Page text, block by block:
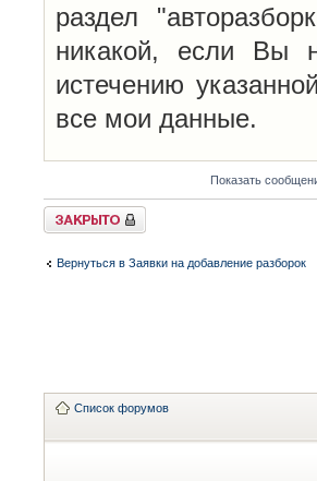
раздел
никакой, если Вы
истечению
все мои данные.
Показать
Закрыто
Вернуться в Заявки на добавление разборок
Список форумов